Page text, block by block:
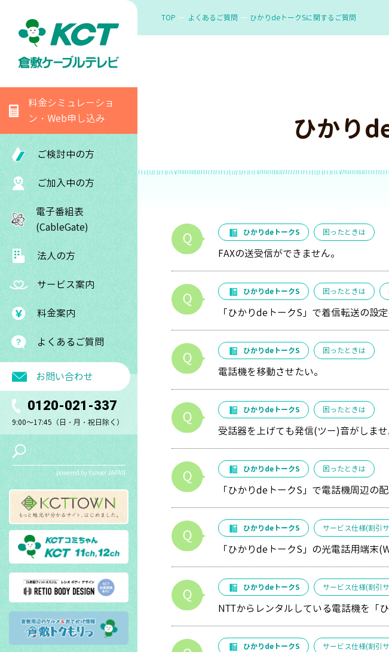
料金シミュレーショ
ン・Web申し込み
ご検討中の方
ご加入中の方
電子番組表
(CableGate)
法人の方
サービス案内
料金案内
よくあるご質問
お問い合わせ
0120-021-337
9:00～17:45（日・月・祝日除く）
powered by Yahoo! JAPAN
TOP よくあるご質問 ひかりdeトークSに関するご質問
ひかり
ひかりdeトークS 困ったときは
FAXの送受信ができません。
ひかりdeトークS 困ったときは
「ひかりdeトークS」で着信転送の設
ひかりdeトークS 困ったときは
電話機を移動させたい。
ひかりdeトークS 困ったときは
受話器を上げても発信(ツー)音がしませ
ひかりdeトークS 困ったときは
「ひかりdeトークS」で電話機周辺の
ひかりdeトークS サービス仕様(割引
「ひかりdeトークS」の光電話用端末
ひかりdeトークS サービス仕様(割引
NTTからレンタルしている電話機を「
ひかりdeトークS サービス仕様(割引